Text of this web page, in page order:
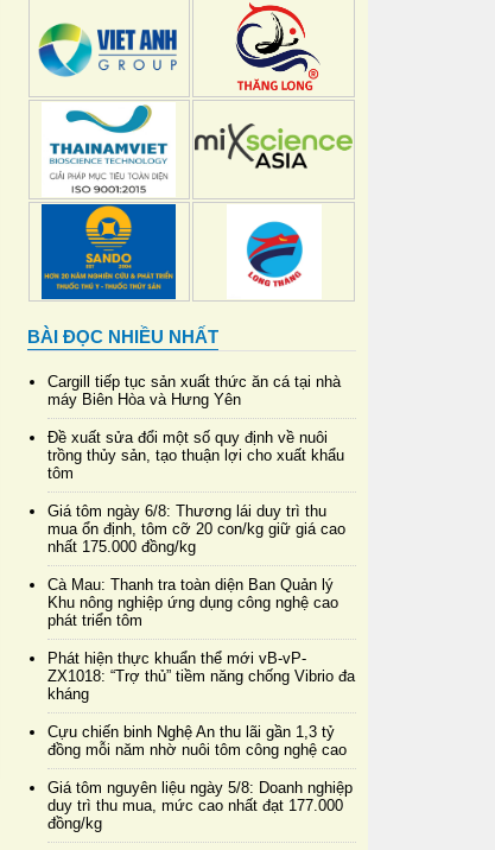
BÀI ĐỌC NHIỀU NHẤT
Cargill tiếp tục sản xuất thức ăn cá tại nhà
máy Biên Hòa và Hưng Yên
Đề xuất sửa đổi một số quy định về nuôi
trồng thủy sản, tạo thuận lợi cho xuất khẩu
tôm
Giá tôm ngày 6/8: Thương lái duy trì thu
mua ổn định, tôm cỡ 20 con/kg giữ giá cao
nhất 175.000 đồng/kg
Cà Mau: Thanh tra toàn diện Ban Quản lý
Khu nông nghiệp ứng dụng công nghệ cao
phát triển tôm
Phát hiện thực khuẩn thể mới vB-vP-
ZX1018: “Trợ thủ” tiềm năng chống Vibrio đa
kháng
Cựu chiến binh Nghệ An thu lãi gần 1,3 tỷ
đồng mỗi năm nhờ nuôi tôm công nghệ cao
Giá tôm nguyên liệu ngày 5/8: Doanh nghiệp
duy trì thu mua, mức cao nhất đạt 177.000
đồng/kg